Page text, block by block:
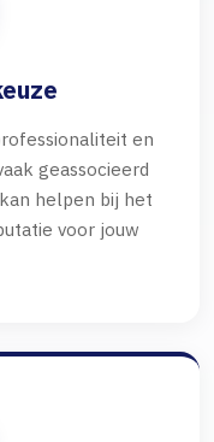
en
geassocieerd
helpen bij het
voor jouw